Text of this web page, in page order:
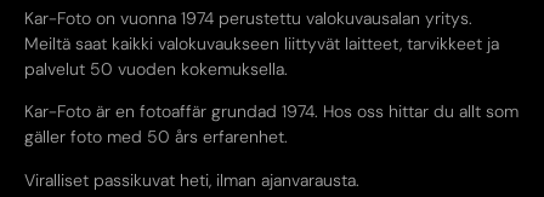
Kar-Foto on vuonna 1974 perustettu valokuvausalan yritys.
Meiltä saat kaikki valokuvaukseen liittyvät laitteet, tarvikkeet ja
palvelut 50 vuoden kokemuksella.
Kar-Foto är en fotoaffär grundad 1974. Hos oss hittar du allt som
gäller foto med 50 års erfarenhet.
Viralliset passikuvat heti, ilman ajanvarausta.